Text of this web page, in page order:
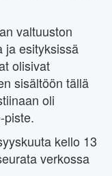
valtuuston
ja esityksissä
olisivat
sisältöön tällä
oli
piste.
kello 13
verkossa